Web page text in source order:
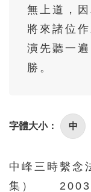
無上道，
將來諸位
演先聽一
勝。
字體大小： 中
中峰三時繫
集）